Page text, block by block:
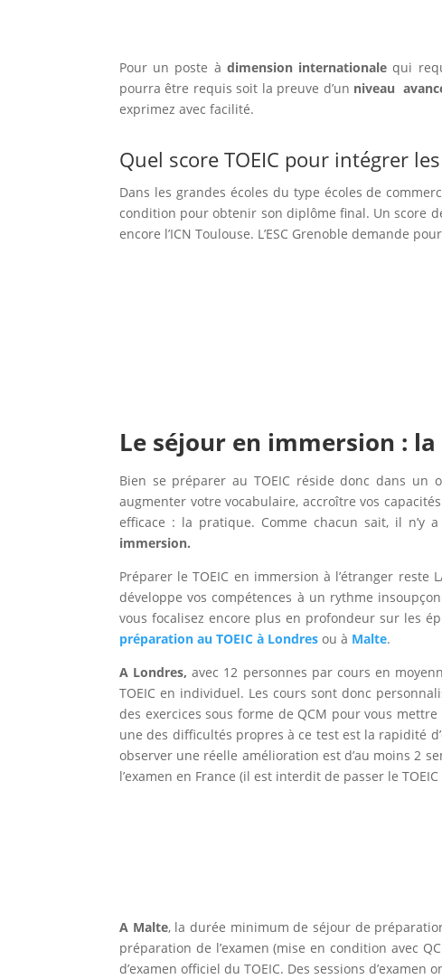
Pour un poste à dimension internationale qui
pourra être requis soit la preuve d’un niveau
exprimez avec facilité.
Quel score TOEIC pour intégrer
Dans les grandes écoles du type écoles de
condition pour obtenir son diplôme final. Un score de
encore l’ICN Toulouse. L’ESC Grenoble demande
Le séjour en immersion :
Bien se préparer au TOEIC réside donc dans
augmenter votre vocabulaire, accroître vos
efficace : la pratique. Comme chacun sait, il n’y
immersion.
Préparer le TOEIC en immersion à l’étranger reste
développe vos compétences à un rythme
vous focalisez encore plus en profondeur sur les
préparation au TOEIC à Londres ou à Malte.
A Londres, avec 12 personnes par cours en
TOEIC en individuel. Les cours sont donc
des exercices sous forme de QCM pour vous
une des difficultés propres à ce test est la rapidité
observer une réelle amélioration est d’au moins 2
l’examen en France (il est interdit de passer le
A Malte, la durée minimum de séjour de
préparation de l’examen (mise en condition avec
d’examen officiel du TOEIC. Des sessions d’examen